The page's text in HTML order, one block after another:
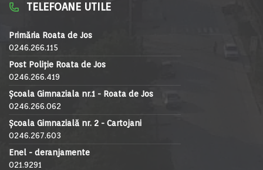
TELEFOANE UTILE
Primăria Roata de Jos
0246.266.115
Post Poliție Roata de Jos
0246.266.419
Școala Gimnaziala nr.1 - Roata de Jos
0246.266.062
Școala Gimnazială nr. 2 - Cartojani
0246.267.603
Enel - deranjamente
021.9291